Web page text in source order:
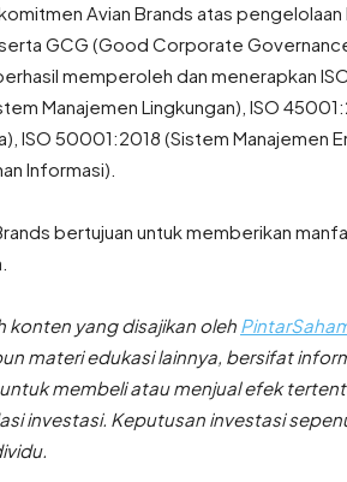
Avian Brands atas
GCG (Good Corporate
memperoleh dan menerapkan
Manajemen Lingkungan), ISO
ISO 50001:2018 (Sistem Manajemen
Informasi).
bertujuan untuk memberikan
konten yang disajikan oleh
materi edukasi lainnya, bersifat
membeli atau menjual efek
investasi. Keputusan investasi